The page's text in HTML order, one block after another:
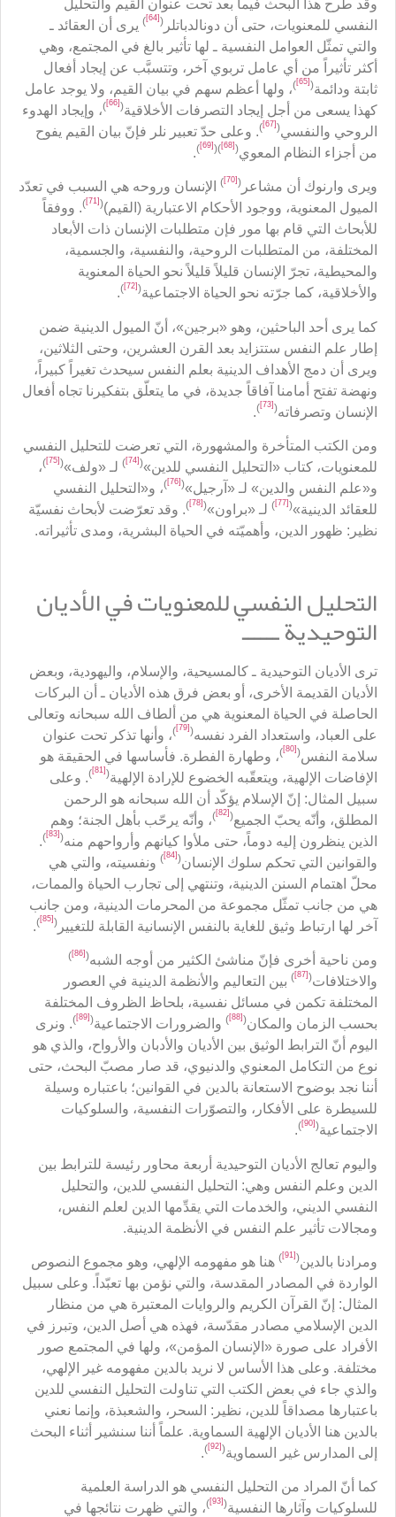
وقد طرح هذا البحث فيما بعد تحت عنوان القيم والتحليل
النفسي للمعنويات، حتى أن دونالدباتلر (
[64]
) يرى أن العقائد ـ
والتي تمثّل العوامل النفسية ـ لها تأثير بالغ في المجتمع، وهي
أكثر تأثيراً من أي عامل تربوي آخر، وتتسبَّب عن إيجاد أفعال
ثابتة ودائمة(
[65]
)، ولها أعظم سهم في بيان القيم، ولا يوجد عامل
كهذا يسعى من أجل إيجاد التصرفات الأخلاقية(
[66]
)، وإيجاد الهدوء
الروحي والنفسي(
[67]
). وعلى حدّ تعبير نلر فإنّ بيان القيم يفوح
من أجزاء النظام المعوي(
[68]
)(
[69]
)
.
ويرى وارنوك أن مشاعر (
[70]
)
الإنسان وروحه هي السبب في تعدّد
الميول المعنوية، ووجود الأحكام الاعتبارية (القيم)(
[71]
). ووفقاً
للأبحاث التي قام بها مور فإن متطلبات الإنسان ذات الأبعاد
المختلفة، من المتطلبات الروحية، والنفسية، والجسمية،
والمحيطية، تجرّ الإنسان قليلاً قليلاً نحو الحياة المعنوية
والأخلاقية، كما جرّته نحو الحياة الاجتماعية(
[72]
)
.
كما يرى أحد الباحثين، وهو «برجين»، أنّ الميول الدينية ضمن
إطار علم النفس ستتزايد بعد القرن العشرين، وحتى الثلاثين،
ويرى أن دمج الأهداف الدينية بعلم النفس سيحدث تغيراً كبيراً،
ونهضة تفتح أمامنا آفاقاً جديدة، في ما يتعلّق بتفكيرنا تجاه أفعال
الإنسان وتصرفاته(
[73]
)
.
ومن الكتب المتأخرة والمشهورة، التي تعرضت للتحليل النفسي
للمعنويات، كتاب «التحليل النفسي للدين»(
[74]
) لـ «ولف»(
[75]
)،
و«علم النفس والدين» لـ «آرجيل»(
[76]
)، و«التحليل النفسي
للعقائد الدينية»(
[77]
) لـ «براون»(
[78]
). وقد تعرّضت لأبحاث نفسيّة
نظير: ظهور الدين، وأهميّته في الحياة البشرية، ومدى تأثيراته.
التحليل النفسي للمعنويات في الأديان
التوحيدية ــــــ
ترى الأديان التوحيدية ـ كالمسيحية، والإسلام، واليهودية، وبعض
الأديان القديمة الأخرى، أو بعض فرق هذه الأديان ـ أن البركات
الحاصلة في الحياة المعنوية هي من ألطاف الله سبحانه وتعالى
على العباد، واستعداد الفرد نفسه(
[79]
)، وأنها تذكر تحت عنوان
سلامة النفس(
[80]
)، وطهارة الفطرة. فأساسها في الحقيقة هو
الإفاضات الإلهية، ويتعقّبه الخضوع للإرادة الإلهية(
[81]
). وعلى
سبيل المثال: إنّ الإسلام يؤكّد أن الله سبحانه هو الرحمن
المطلق، وأنّه يحبّ الجميع(
[82]
)، وأنّه يرحّب بأهل الجنة؛ وهم
الذين ينظرون إليه دوماً، حتى ملأوا كيانهم وأرواحهم منه(
[83]
)
.
والقوانين التي تحكم سلوك الإنسان(
[84]
) ونفسيته، والتي هي
محلّ اهتمام السنن الدينية، وتنتهي إلى تجارب الحياة والممات،
هي من جانب تمثّل مجموعة من المحرمات الدينية، ومن جانب
آخر لها ارتباط وثيق للغاية بالنفس الإنسانية القابلة للتغيير (
[85]
)
.
ومن ناحية أخرى فإنّ مناشئ الكثير من أوجه الشبه(
[86]
)
والاختلافات(
[87]
) بين التعاليم والأنظمة الدينية في العصور
المختلفة تكمن في مسائل نفسية، بلحاظ الظروف المختلفة
بحسب الزمان والمكان(
[88]
) والضرورات الاجتماعية(
[89]
). ونرى
اليوم أنّ الترابط الوثيق بين الأديان والأدبان والأرواح، والذي هو
نوع من التكامل المعنوي والدنيوي، قد صار مصبّ البحث، حتى
أننا نجد بوضوح الاستعانة بالدين في القوانين؛ باعتباره وسيلة
للسيطرة على الأفكار، والتصوّرات النفسية، والسلوكيات
الاجتماعية(
[90]
)
.
واليوم تعالج الأديان التوحيدية أربعة محاور رئيسة للترابط بين
الدين وعلم النفس وهي: التحليل النفسي للدين، والتحليل
النفسي الديني، والخدمات التي يقدِّمها الدين لعلم النفس،
ومجالات تأثير علم النفس في الأنظمة الدينية.
ومرادنا بالدين(
[91]
) هنا هو مفهومه الإلهي، وهو مجموع النصوص
الواردة في المصادر المقدسة، والتي نؤمن بها تعبّداً. وعلى سبيل
المثال: إنّ القرآن الكريم والروايات المعتبرة هي من منظار
الدين الإسلامي مصادر مقدّسة، فهذه هي أصل الدين، وتبرز في
الأفراد على صورة «الإنسان المؤمن»، ولها في المجتمع صور
مختلفة. وعلى هذا الأساس لا نريد بالدين مفهومه غير الإلهي،
والذي جاء في بعض الكتب التي تناولت التحليل النفسي للدين
باعتبارها مصداقاً للدين، نظير: السحر، والشعبذة، وإنما نعني
بالدين هنا الأديان الإلهية السماوية. علماً أننا سنشير أثناء البحث
إلى المدارس غير السماوية(
[92]
)
.
كما أنّ المراد من التحليل النفسي هو الدراسة العلمية
للسلوكيات وآثارها النفسية(
[93]
)، والتي ظهرت نتائجها في